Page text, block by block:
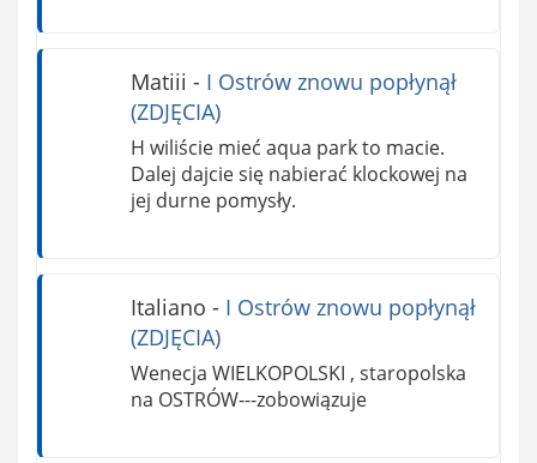
Matiii - I Ostrów znowu popłynął
(ZDJĘCIA)
H wiliście mieć aqua park to macie.
Dalej dajcie się nabierać klockowej na
jej durne pomysły.
Italiano - I Ostrów znowu popłynął
(ZDJĘCIA)
Wenecja WIELKOPOLSKI , staropolska
na OSTRÓW---zobowiązuje